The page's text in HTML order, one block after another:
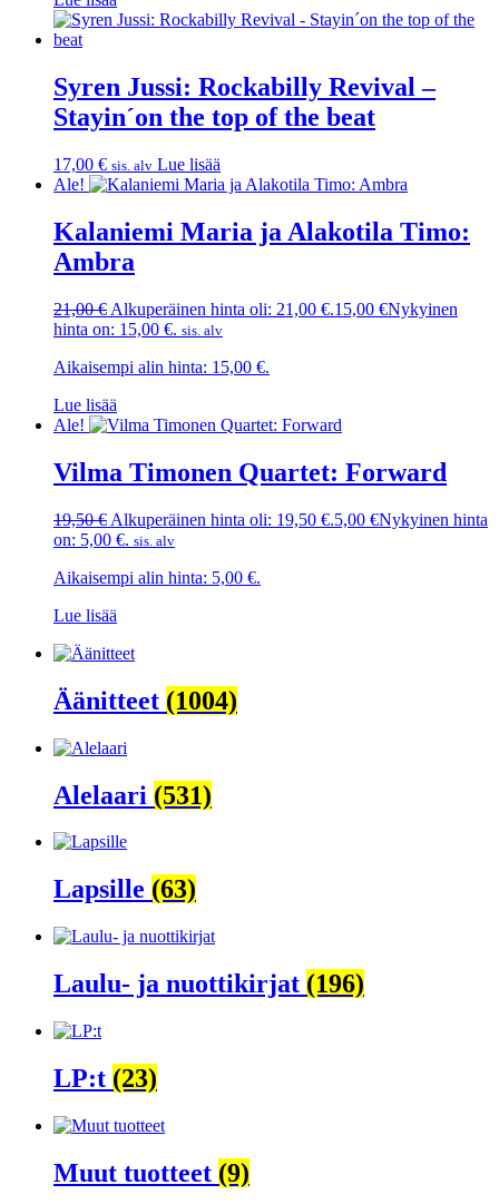
Syren Jussi: Rockabilly Revival –
Stayin´on the top of the beat
17,00 € sis. alv Lue lisää
Ale!
Kalaniemi Maria ja Alakotila Timo:
Ambra
21,00€ Alkuperäinen hinta oli: 21,00 €.15,00 €Nykyinen
hinta on: 15,00 €. sis. alv
Aikaisempi alin hinta: 15,00 €.
Lue lisää
Ale!
Vilma Timonen Quartet: Forward
19,50€ Alkuperäinen hinta oli: 19,50 €.5,00 €Nykyinen hinta
on: 5,00 €. sis. alv
Aikaisempi alin hinta: 5,00 €.
Lue lisää
Äänitteet (1004)
Alelaari (531)
Lapsille (63)
Laulu- ja nuottikirjat (196)
LP:t (23)
Muut tuotteet (9)